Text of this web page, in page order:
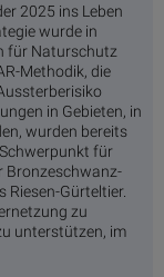
2025 ins Leben
wurde in
für Naturschutz
Methodik, die
in Gebieten, in
wurden bereits
für
Bronzeschwanz-
Riesen-Gürteltier.
zu
unterstützen, im